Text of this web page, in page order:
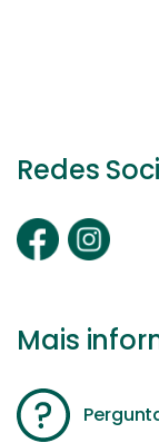
Redes
Mais